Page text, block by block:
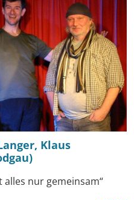
Klaus
alles nur gemeinsam“